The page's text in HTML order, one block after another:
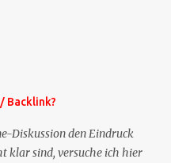
Backlink?
Diskussion den Eindruck
klar sind, versuche ich hier